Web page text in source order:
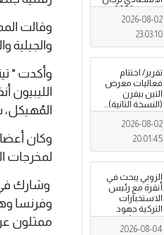
الاعمال 2026
تبدأ فعاليات
بمدينة سرت .
2026-08-02
23:03:10
تقرير/ اختتام
فعاليات معرض
التين بيفرن
(النسخة الثانية)..
تظاهرة وطنية
وصمود
للمزارعين في
2026-08-02
20:01:45
الزوبي يبحث في
أنقرة مع رئيس
الاستخبارات
التركية جهود
توحيد المؤسسة
العسكرية على
2026-08-04
وقالت
والجيلية
وأكدت "
الليبيون
المُهيكل،
وكان
لمخرجات
وشارك في
وفرنسا
ممثلون